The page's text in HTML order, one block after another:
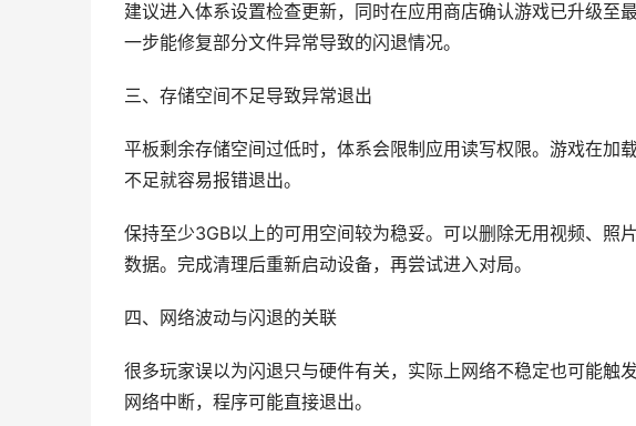
建议进入体系设置检查更新，同时在应用商店确认游戏已升级至
一步能修复部分文件异常导致的闪退情况。
三、存储空间不足导致异常退出
平板剩余存储空间过低时，体系会限制应用读写权限。游戏在加
不足就容易报错退出。
保持至少3GB以上的可用空间较为稳妥。可以删除无用视频、照
数据。完成清理后重新启动设备，再尝试进入对局。
四、网络波动与闪退的关联
很多玩家误以为闪退只与硬件有关，实际上网络不稳定也可能触
网络中断，程序可能直接退出。